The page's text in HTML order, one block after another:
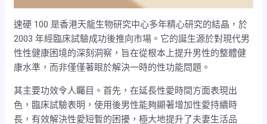
速硬 100 是香港天龍生物研究中心多年精心研究的結晶，於
2003 年經臨床試驗成功後推向市場。它的誕生源於對現代男
性性健康困境的深刻洞察，旨在從根本上提升男性的整體健
康水準，而非僅僅著眼於解決一時的性功能問題。
其主要功效令人矚目。首先，在延長性愛時間方面表現出
色，臨床試驗表明，使用後男性能夠顯著增加性愛持續時
長，有效解決性愛短暫的困擾，極大地提升了夫妻生活品